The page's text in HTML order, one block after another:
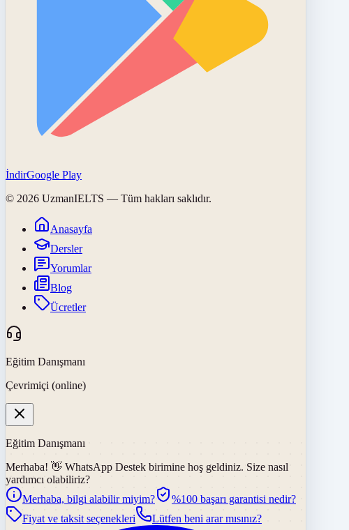
İndirGoogle Play
© 2026 UzmanIELTS — Tüm hakları saklıdır.
Anasayfa
Dersler
Yorumlar
Blog
Ücretler
Eğitim Danışmanı
Çevrimiçi (online)
Eğitim Danışmanı
Merhaba! 👋 WhatsApp Destek birimine hoş geldiniz. Size nasıl
yardımcı olabiliriz?
Merhaba, bilgi alabilir miyim?
%100 başarı garantisi nedir?
Fiyat ve taksit seçenekleri
Lütfen beni arar mısınız?